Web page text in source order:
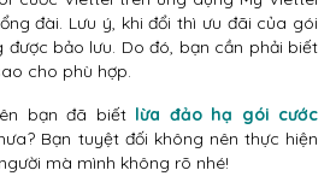
đài. Lưu ý, khi đổi thì ưu đãi của gói
được bảo lưu. Do đó, bạn cần phải biết
cho phù hợp.
bạn đã biết lừa đảo hạ gói cước
Bạn tuyệt đối không nên thực hiện
mà mình không rõ nhé!